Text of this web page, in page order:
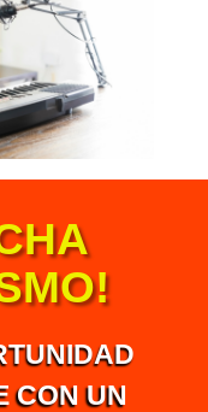
CON UN